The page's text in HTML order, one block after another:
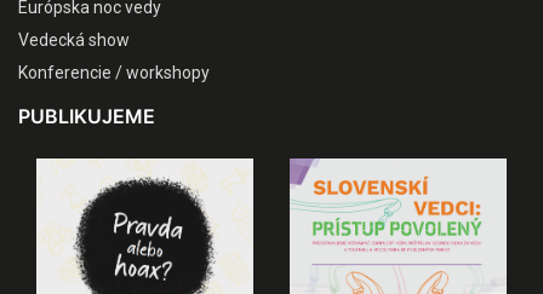
Európska noc vedy
Vedecká show
Konferencie / workshopy
PUBLIKUJEME